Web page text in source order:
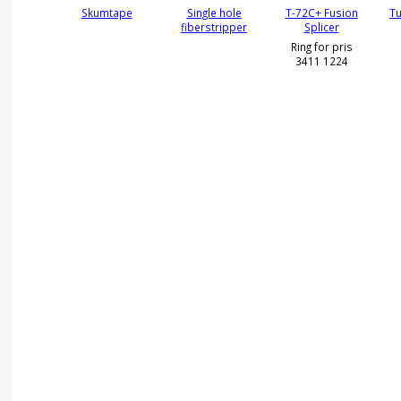
Skumtape
Single hole
fiberstripper
T-72C+ Fusion
Splicer
Ring for pris
3411 1224